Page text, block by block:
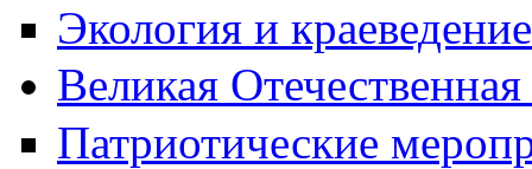
Экология и краеведение
Великая
Патриотические